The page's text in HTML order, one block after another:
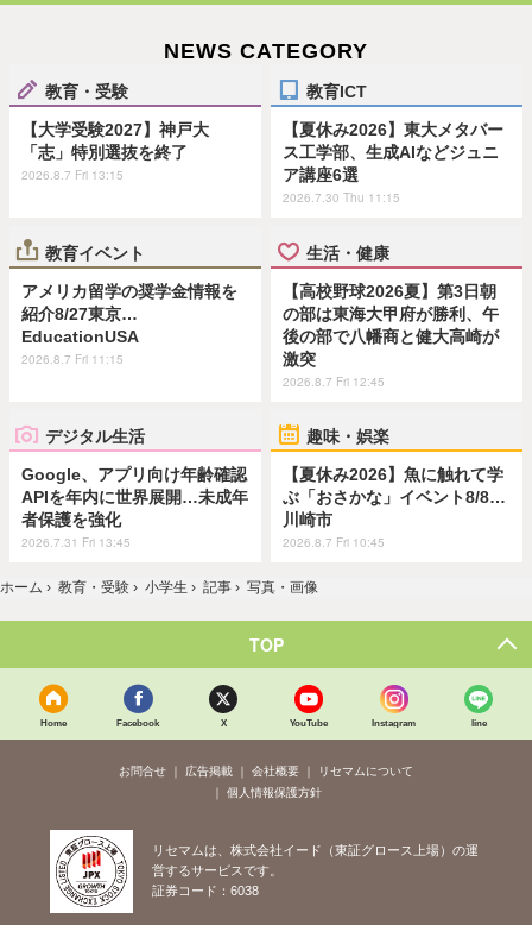
NEWS CATEGORY
教育・受験
【大学受験2027】神戸大
「志」特別選抜を終了
2026.8.7 Fri 13:15
教育ICT
【夏休み2026】東大メタバー
ス工学部、生成AIなどジュニ
ア講座6選
2026.7.30 Thu 11:15
教育イベント
アメリカ留学の奨学金情報を
紹介8/27東京…
EducationUSA
2026.8.7 Fri 11:15
生活・健康
【高校野球2026夏】第3日朝
の部は東海大甲府が勝利、午
後の部で八幡商と健大高崎が
激突
2026.8.7 Fri 12:45
デジタル生活
Google、アプリ向け年齢確認
APIを年内に世界展開…未成年
者保護を強化
2026.7.31 Fri 13:45
趣味・娯楽
【夏休み2026】魚に触れて学
ぶ「おさかな」イベント8/8…
川崎市
2026.8.7 Fri 10:45
ホーム › 教育・受験 › 小学生 › 記事 › 写真・画像
TOP
Home Facebook X YouTube Instagram line
お問合せ 広告掲載 会社概要
リセマムについて
個人情報保護方針
リセマムは、株式会社イード（東証グロース上場）の運
営するサービスです。
証券コード：6038